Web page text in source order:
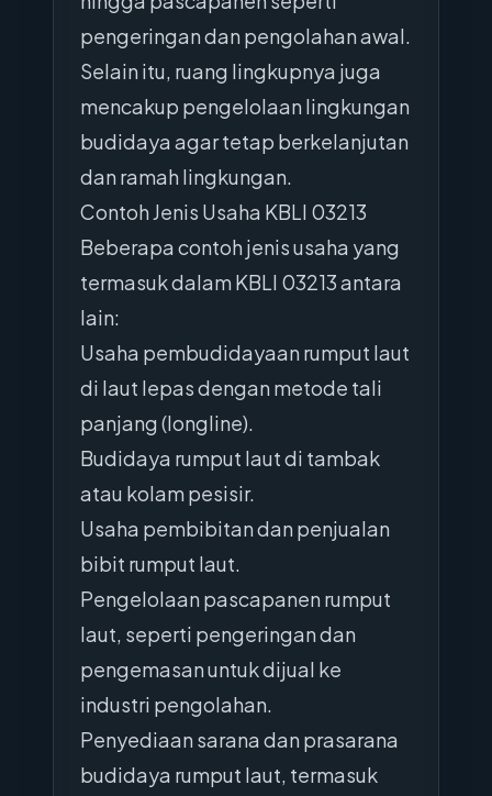
pengeringan dan pengolahan awal.
Selain itu, ruang lingkupnya juga
mencakup pengelolaan lingkungan
budidaya agar tetap berkelanjutan
dan ramah lingkungan.
Contoh Jenis Usaha KBLI 03213
Beberapa contoh jenis usaha yang
termasuk dalam KBLI 03213 antara
lain:
Usaha pembudidayaan rumput laut
di laut lepas dengan metode tali
panjang (longline).
Budidaya rumput laut di tambak
atau kolam pesisir.
Usaha pembibitan dan penjualan
bibit rumput laut.
Pengelolaan pascapanen rumput
laut, seperti pengeringan dan
pengemasan untuk dijual ke
industri pengolahan.
Penyediaan sarana dan prasarana
budidaya rumput laut, termasuk